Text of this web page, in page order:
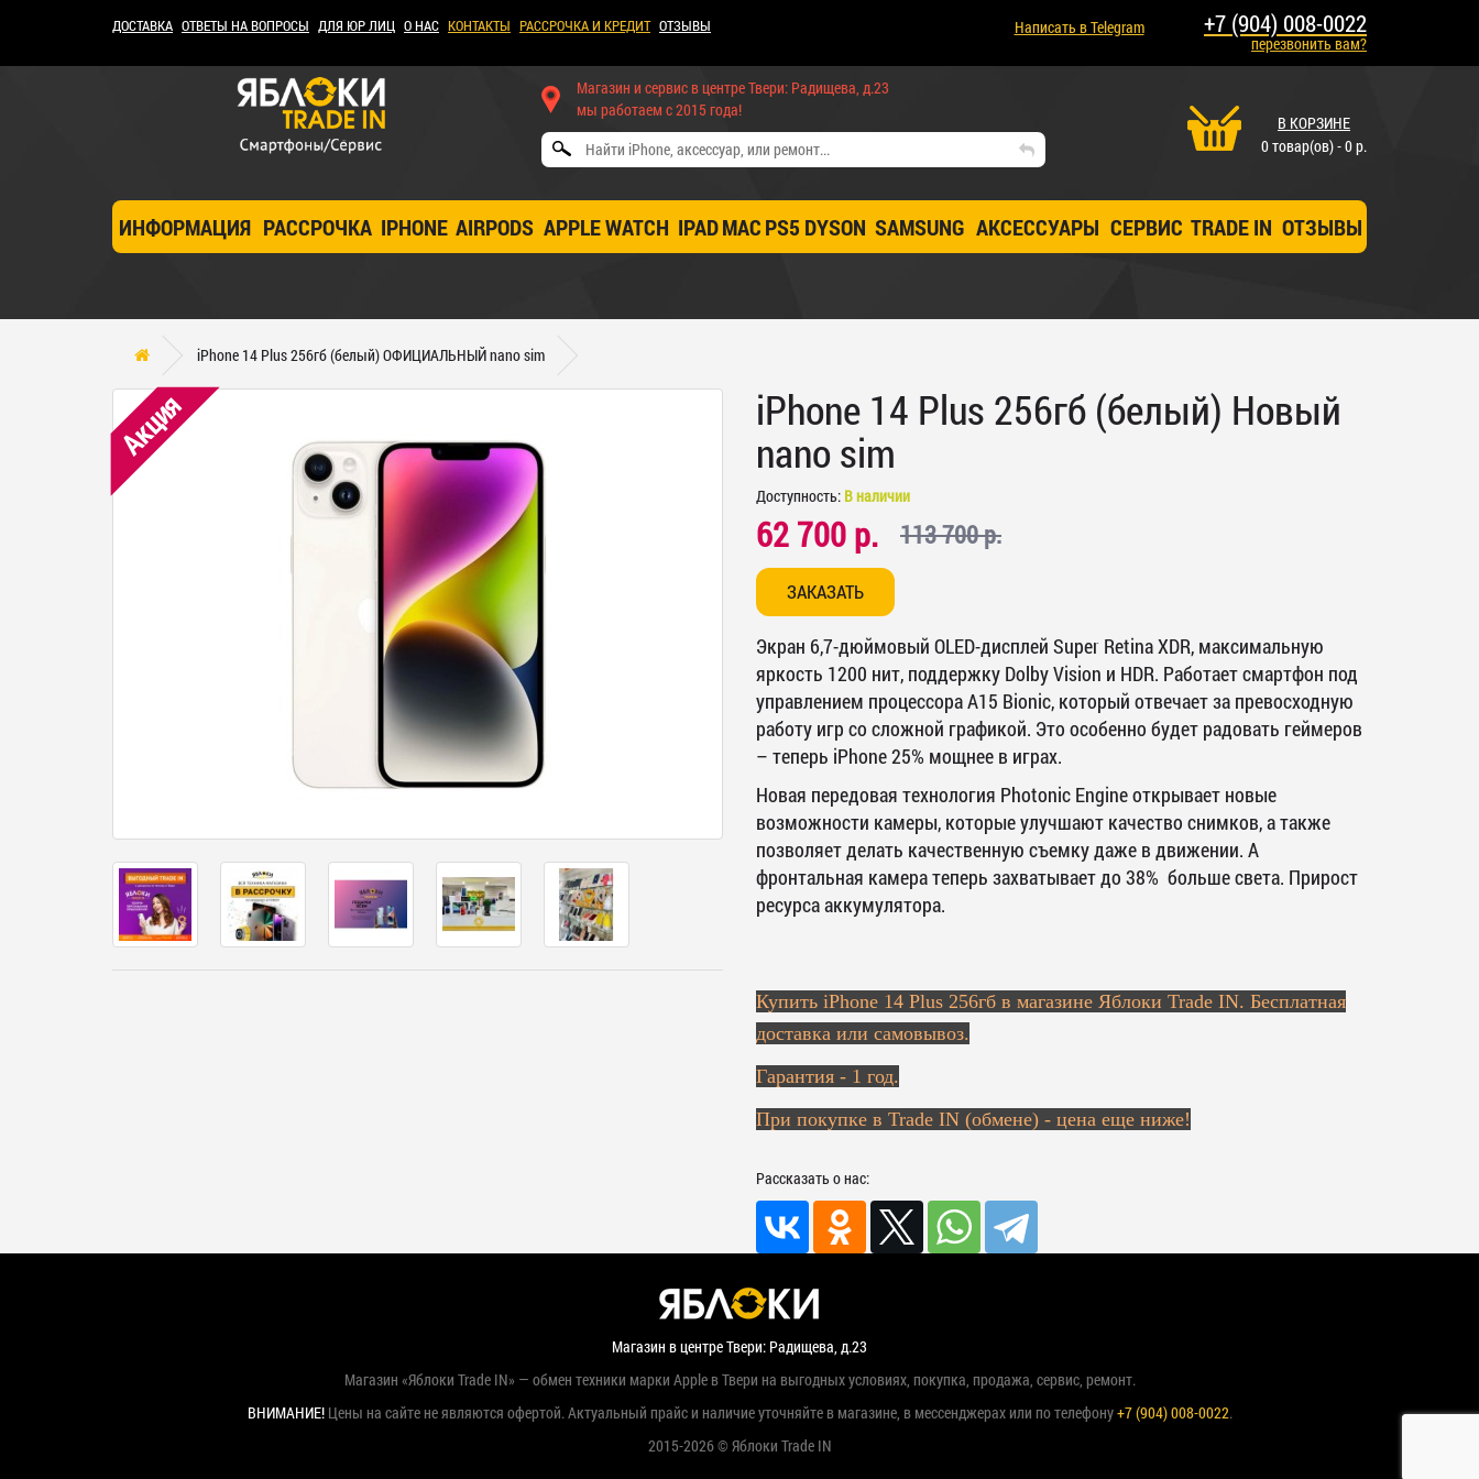
ДОСТАВКА ОТВЕТЫ НА ВОПРОСЫ ДЛЯ ЮР ЛИЦ О НАС КОНТАКТЫ РАССРОЧКА И КРЕДИТ ОТЗЫВЫ Написать в Telegram +7 (904) 008-0022
перезвонить вам?
Магазин и сервис в центре Твери: Радищева, д.23
мы работаем с 2015 года!
В КОРЗИНЕ
0 товар(ов) - 0 р.
ИНФОРМАЦИЯ РАССРОЧКА IPHONE AIRPODS APPLE WATCH IPADMACPS5 DYSON SAMSUNG АКСЕССУАРЫ СЕРВИС TRADE IN ОТЗЫВЫ
iPhone 14 Plus 256гб (белый) ОФИЦИАЛЬНЫЙ nano sim
Акция
iPhone 14 Plus 256гб (белый) Новый
nano sim
Доступность: В наличии
62 700 р. 113 700 р.
ЗАКАЗАТЬ
Экран 6,7-дюймовый OLED-дисплей Super Retina XDR, максимальную
яркость 1200 нит, поддержку Dolby Vision и HDR. Работает смартфон под
управлением процессора A15 Bionic, который отвечает за превосходную
работу игр со сложной графикой. Это особенно будет радовать геймеров
– теперь iPhone 25% мощнее в играх.
Новая передовая технология Photonic Engine открывает новые
возможности камеры, которые улучшают качество снимков, а также
позволяет делать качественную съемку даже в движении. А
фронтальная камера теперь захватывает до 38% больше света. Прирост
ресурса аккумулятора.
Купить iPhone 14 Plus 256гб в магазине Яблоки Trade IN. Бесплатная
доставка или самовывоз.
Гарантия - 1 год.
При покупке в Trade IN (обмене) - цена еще ниже!
Рассказать о нас:
Магазин в центре Твери: Радищева, д.23
Магазин «Яблоки Trade IN» — обмен техники марки Apple в Твери на выгодных условиях, покупка, продажа, сервис, ремонт.
ВНИМАНИЕ!Цены на сайте не являются офертой. Актуальный прайс и наличие уточняйте в магазине, в мессенджерах или по телефону+7 (904) 008-0022.
2015-2026 © Яблоки Trade IN